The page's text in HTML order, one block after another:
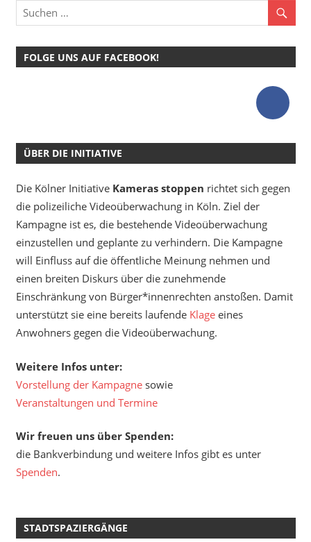
FOLGE UNS AUF FACEBOOK!
ÜBER DIE INITIATIVE
Die Kölner Initiative Kameras stoppen richtet sich gegen
die polizeiliche Videoüberwachung in Köln. Ziel der
Kampagne ist es, die bestehende Videoüberwachung
einzustellen und geplante zu verhindern. Die Kampagne
will Einfluss auf die öffentliche Meinung nehmen und
einen breiten Diskurs über die zunehmende
Einschränkung von Bürger*innenrechten anstoßen. Damit
unterstützt sie eine bereits laufende Klageeines
Anwohners gegen die Videoüberwachung.
Weitere Infos unter:
Vorstellung der Kampagne sowie
Veranstaltungen und Termine
Wir freuen uns über Spenden:
die Bankverbindung und weitere Infos gibt es unter
Spenden.
STADTSPAZIERGÄNGE